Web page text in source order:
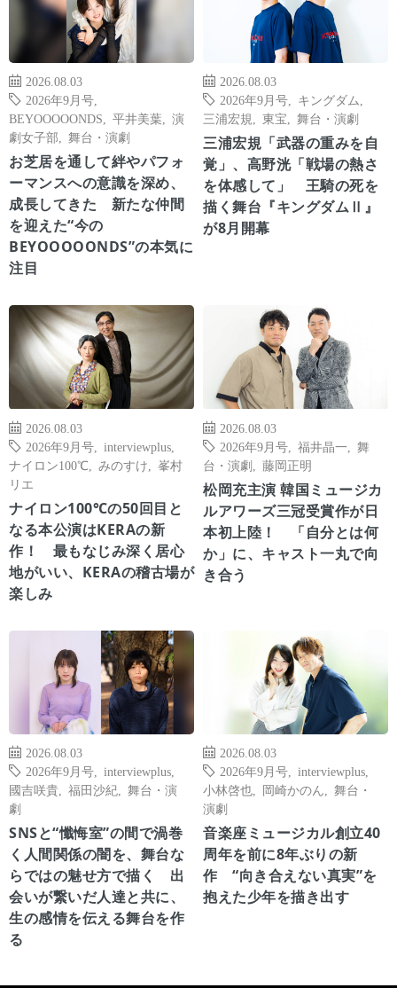
2026.08.03
2026年9月号
BEYOOOOONDS
平井美葉
演
劇女子部
舞台・演劇
お芝居を通して絆やパフォ
ーマンスへの意識を深め、
成長してきた 新たな仲間
を迎えた“今の
BEYOOOOONDS”の本気に
注目
2026.08.03
2026年9月号
キングダム
三浦宏規
東宝 舞台・演劇
三浦宏規「武器の重みを自
覚」、高野洸「戦場の熱さ
を体感して」 王騎の死を
描く舞台『キングダムⅡ』
が8月開幕
2026.08.03
2026年9月号
interviewplus
ナイロン100℃
みのすけ
峯村
リエ
ナイロン100℃の50回目と
なる本公演はKERAの新
作！ 最もなじみ深く居心
地がいい、KERAの稽古場が
楽しみ
2026.08.03
2026年9月号
福井晶一
舞
台・演劇
藤岡正明
松岡充主演 韓国ミュージカ
ルアワーズ三冠受賞作が日
本初上陸！ 「自分とは何
か」に、キャスト一丸で向
き合う
2026.08.03
2026年9月号
interviewplus
國吉咲貴
福田沙紀
舞台・演
劇
SNSと“懺悔室”の間で渦巻
く人間関係の闇を、舞台な
らではの魅せ方で描く 出
会いが繋いだ人達と共に、
生の感情を伝える舞台を作
る
2026.08.03
2026年9月号
interviewplus
小林啓也
岡崎かのん
舞台・
演劇
音楽座ミュージカル創立40
周年を前に8年ぶりの新
作 “向き合えない真実”を
抱えた少年を描き出す